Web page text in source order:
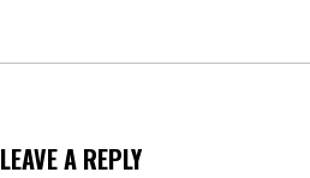
LEAVE A REPLY